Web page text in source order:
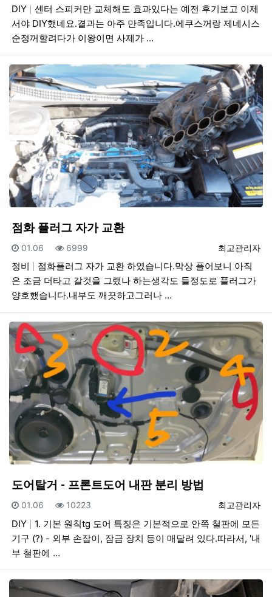
DIY
센터 스피커만 교체해도 효과있다는 예전 후기보고 이제
서야 DIY했네요.결과는 아주 만족입니다.에쿠스꺼랑 제네시스
순정꺼할려다가 이왕이면 사제가 …
점화 플러그 자가 교환
등록자
최고관리자
등록일
01.06 조회
6999
정비
점화플러그 자가 교환 하였습니다.막상 풀어보니 아직
은 조금 더타고 갈것을 그랬나 하는생각도 들정도로 플러그가
양호했습니다.내부도 깨끗하고그러나 …
도어탈거 - 프론트도어 내판 분리 방법
등록자
최고관리자
등록일
01.06 조회
10223
DIY
1. 기본 원칙tg 도어 특징은 기본적으로 안쪽 철판에 모든
기구 (?) - 외부 손잡이, 잠금 장치 등이 매달려 있다.따라서, '내
부 철판에 …